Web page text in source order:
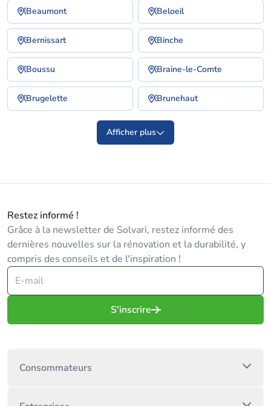
Beaumont Beloeil
Bernissart Binche
Boussu Braine-le-Comte
Brugelette Brunehaut
Afficher plus
Restez informé !
Grâce à la newsletter de Solvari, restez informé des
dernières nouvelles sur la rénovation et la durabilité, y
compris des conseils et de l'inspiration !
S'inscrire
Consommateurs